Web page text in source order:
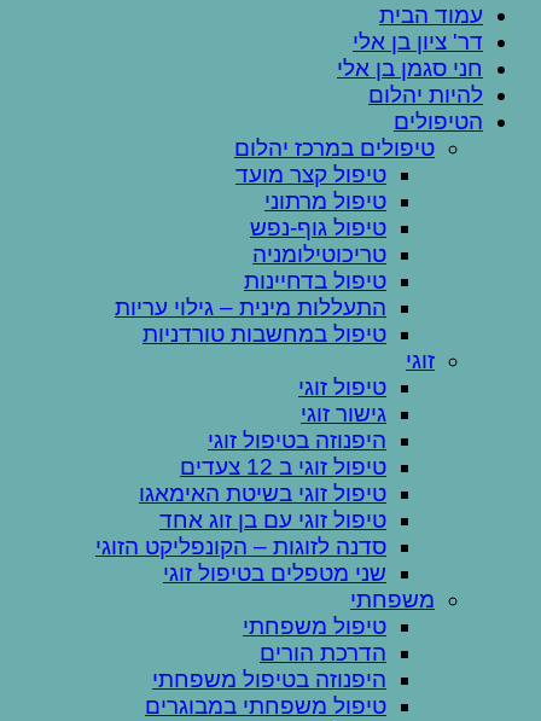
עמוד הבית
דר' ציון בן אלי
חני סגמן בן אלי
להיות יהלום
הטיפולים
טיפולים במרכז יהלום
טיפול קצר מועד
טיפול מרתוני
טיפול גוף-נפש
טריכוטילומניה
טיפול בדחיינות
התעללות מינית – גילוי עריות
טיפול במחשבות טורדניות
זוגי
טיפול זוגי
גישור זוגי
היפנוזה בטיפול זוגי
טיפול זוגי ב 12 צעדים
טיפול זוגי בשיטת האימאגו
טיפול זוגי עם בן זוג אחד
סדנה לזוגות – הקונפליקט הזוגי
שני מטפלים בטיפול זוגי
משפחתי
טיפול משפחתי
הדרכת הורים
היפנוזה בטיפול משפחתי
טיפול משפחתי במבוגרים